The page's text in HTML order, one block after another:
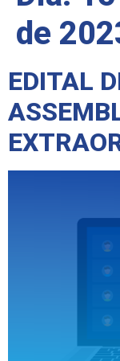
de
EDITAL